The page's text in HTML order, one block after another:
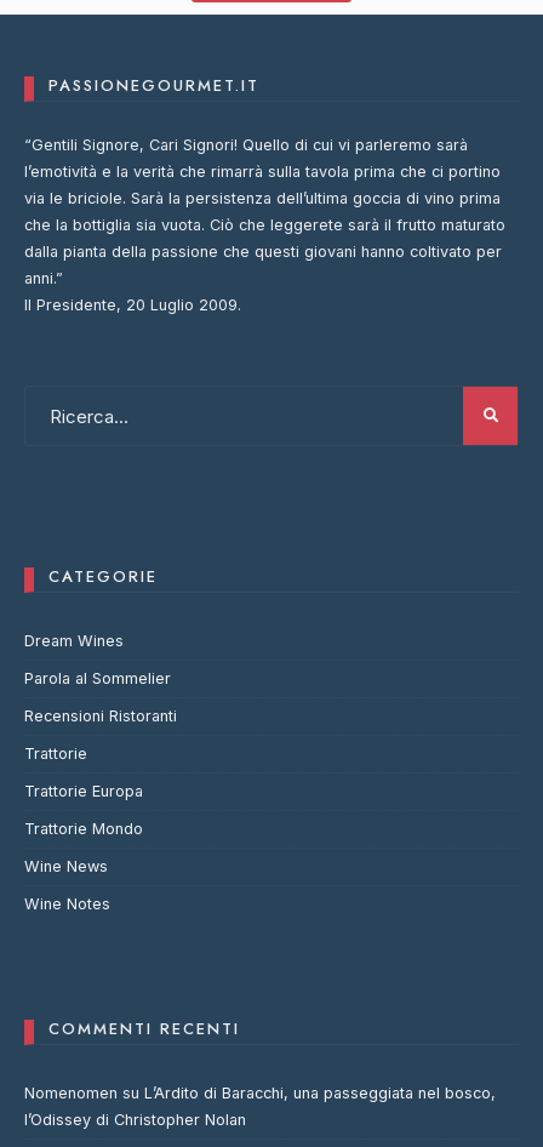
PASSIONEGOURMET.IT
“Gentili Signore, Cari Signori! Quello di cui vi parleremo sarà
l’emotività e la verità che rimarrà sulla tavola prima che ci portino
via le briciole. Sarà la persistenza dell’ultima goccia di vino prima
che la bottiglia sia vuota. Ciò che leggerete sarà il frutto maturato
dalla pianta della passione che questi giovani hanno coltivato per
anni.”
Il Presidente, 20 Luglio 2009.
CATEGORIE
Dream Wines
Parola al Sommelier
Recensioni Ristoranti
Trattorie
Trattorie Europa
Trattorie Mondo
Wine News
Wine Notes
COMMENTI RECENTI
Nomenomen su L’Ardito di Baracchi, una passeggiata nel bosco,
l’Odissey di Christopher Nolan